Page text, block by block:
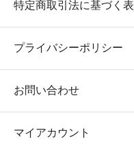
特定商取引法に基づく
プライバシーポリシー
お問い合わせ
マイアカウント